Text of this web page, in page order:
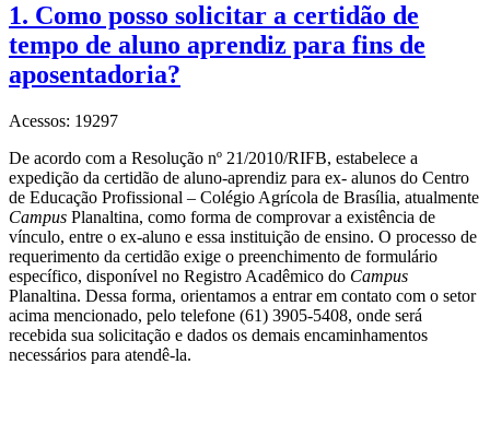
1. Como posso solicitar a certidão de
tempo de aluno aprendiz para fins de
aposentadoria?
Acessos: 19297
De acordo com a Resolução nº 21/2010/RIFB, estabelece a
expedição da certidão de aluno-aprendiz para ex- alunos do Centro
de Educação Profissional – Colégio Agrícola de Brasília, atualmente
Campus Planaltina, como forma de comprovar a existência de
vínculo, entre o ex-aluno e essa instituição de ensino. O processo de
requerimento da certidão exige o preenchimento de formulário
específico, disponível no Registro Acadêmico do Campus
Planaltina. Dessa forma, orientamos a entrar em contato com o setor
acima mencionado, pelo telefone (61) 3905-5408, onde será
recebida sua solicitação e dados os demais encaminhamentos
necessários para atendê-la.